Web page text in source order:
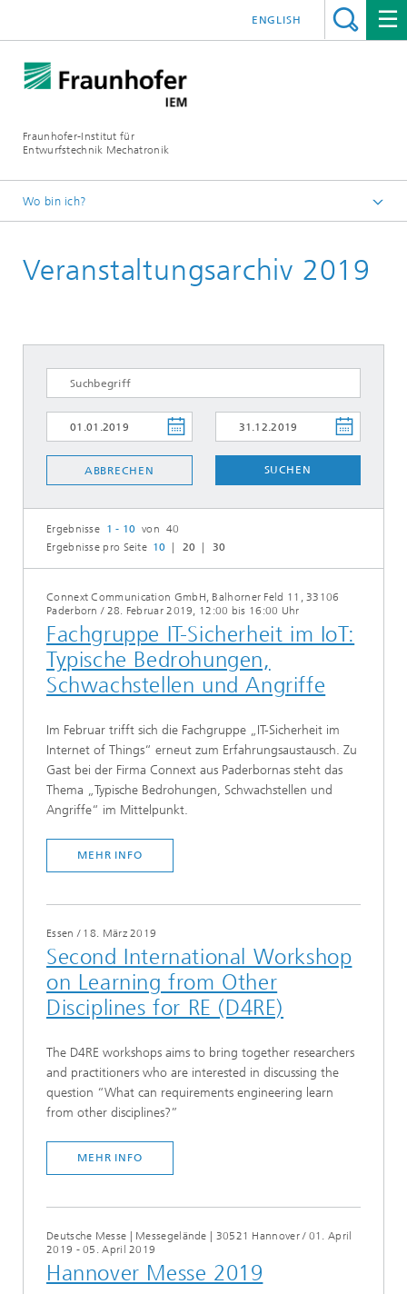
Fraunhofer-Institut für
Entwurfstechnik Mechatronik
ENGLISH
Wo bin ich?
Termine
Veranstaltungsarchiv 2019
ABBRECHEN SUCHEN
Ergebnisse 1 - 10 von 40
Ergebnisse pro Seite 10 20 30
Connext Communication GmbH, Balhorner Feld 11, 33106
Paderborn / 28. Februar 2019, 12:00 bis 16:00 Uhr
Fachgruppe IT-Sicherheit im IoT:
Typische Bedrohungen,
Schwachstellen und Angriffe
Im Februar trifft sich die Fachgruppe „IT-Sicherheit im
Internet of Things“ erneut zum Erfahrungsaustausch. Zu
Gast bei der Firma Connext aus Paderbornas steht das
Thema „Typische Bedrohungen, Schwachstellen und
Angriffe“ im Mittelpunkt.
MEHR INFO
Essen / 18. März 2019
Second International Workshop
on Learning from Other
Disciplines for RE (D4RE)
The D4RE workshops aims to bring together researchers
and practitioners who are interested in discussing the
question “What can requirements engineering learn
from other disciplines?”
MEHR INFO
Deutsche Messe | Messegelände | 30521 Hannover/ 01. April
2019 - 05. April 2019
Hannover Messe 2019